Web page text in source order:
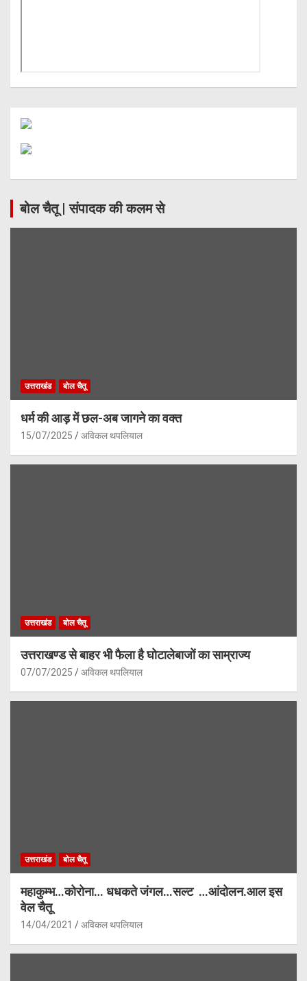
बोल चैतू | संपादक की कलम से
उत्तराखंड बोल चैतू
धर्म की आड़ में छल-अब जागने का वक्त
15/07/2025 अविकल थपलियाल
उत्तराखंड बोल चैतू
उत्तराखण्ड से बाहर भी फैला है घोटालेबाजों का साम्राज्य
07/07/2025 अविकल थपलियाल
उत्तराखंड बोल चैतू
महाकुम्भ…कोरोना… धधकते जंगल…सल्ट …आंदोलन.आल इस
वेल चैतू
14/04/2021 अविकल थपलियाल